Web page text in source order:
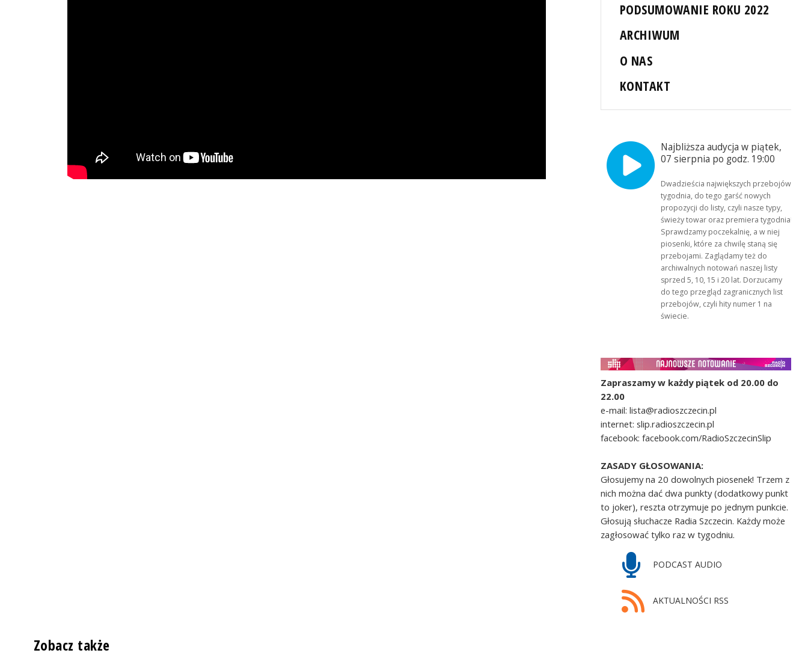
PODSUMOWANIE ROKU 2022
ARCHIWUM
O NAS
KONTAKT
Najbliższa audycja w piątek,
07 sierpnia po godz. 19:00
Dwadzieścia największych przebojów
tygodnia, do tego garść nowych
propozycji do listy, czyli nasze typy,
świeży towar oraz premiera tygodnia!
Sprawdzamy poczekalnię, a w niej
piosenki, które za chwilę staną się
przebojami. Zaglądamy też do
archiwalnych notowań naszej listy
sprzed 5, 10, 15 i 20 lat. Dorzucamy
do tego przegląd zagranicznych list
przebojów, czyli hity numer 1 na
świecie.
Zapraszamy w każdy piątek od 20.00 do
22.00
e-mail: lista@radioszczecin.pl
internet: slip.radioszczecin.pl
facebook: facebook.com/RadioSzczecinSlip
ZASADY GŁOSOWANIA:
Głosujemy na 20 dowolnych piosenek! Trzem z
nich można dać dwa punkty (dodatkowy punkt
to joker), reszta otrzymuje po jednym punkcie.
Głosują słuchacze Radia Szczecin. Każdy może
zagłosować tylko raz w tygodniu.
PODCAST AUDIO
AKTUALNOŚCI RSS
Zobacz także